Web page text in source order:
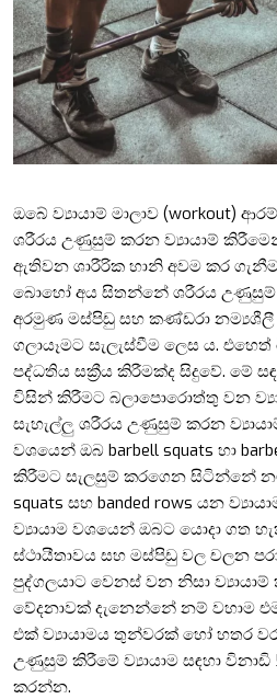
ඔබේ ව්‍යායාම් මාලාව (workout)
ශරීරය උණුසුම් කරන ව්‍යායාම්
ඇතිවන ශාරීරික හානි අවම කර
බොහෝ අය සිතන්නේ ශරීරය උණුසුම්
අරමුණ මස්පිඩු සහ කණ්ඩරා නම්‍යශීලී
ගලායෑමට සැලැස්වීම ලෙස ය.
පද්ධතිය සක්‍රීය කිරීමක්ද සිදුවේ. මේ
විසින් කිරීමට බලාපොරොත්තු වන
සැහැල්ලු ශරීරය උණුසුම් කරන
වශයෙන් ඔබ barbell squats හා
කිරීමට සැලසුම් කරගෙන සිටින්නේ
squats සහ banded rows යන
ව්‍යායාම වශයෙන් ඔබට යොදා ගත
ස්ථායීතාවය සහ මස්පිඩු වල චලන
පුද්ගලයාට වෙනස් වන නිසා
වේදනාවක් දැනෙන්නේ නම් වහාම
එක් ව්‍යායාමය තුන්වරක් හෝ හතර
උණුසුම් කිරීමේ ව්‍යායාම සඳහා විනාඩි
කරන්න.